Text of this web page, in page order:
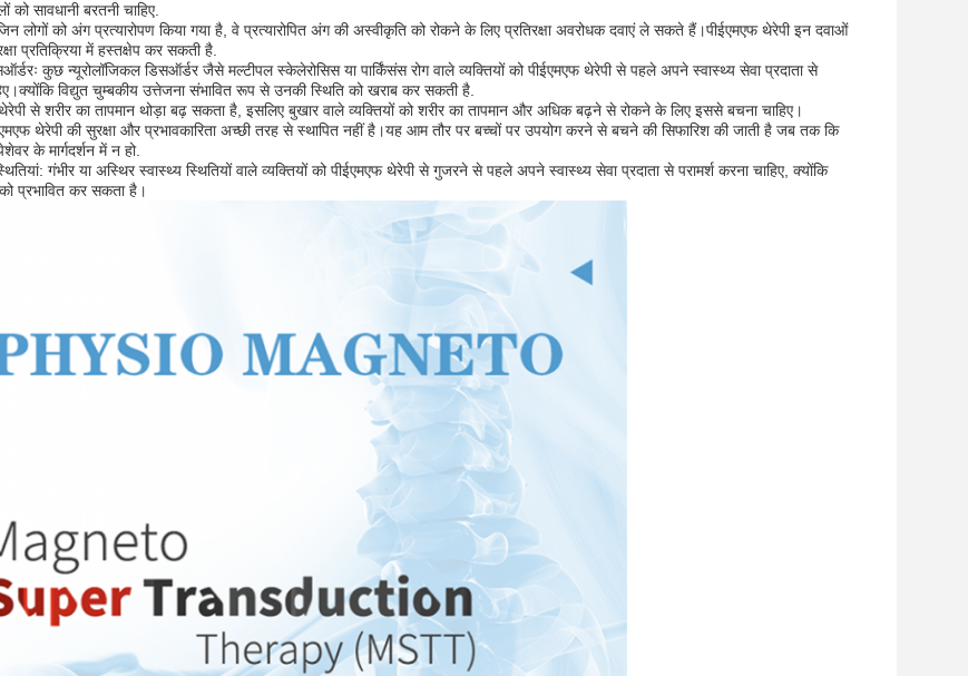
को सावधानी बरतनी चाहिए.
लोगों को अंग प्रत्यारोपण किया गया है, वे प्रत्यारोपित अंग की अस्वीकृति को रोकने के लिए प्रतिरक्षा अवरोधक दवाएं ले सकते हैं।पीईएमएफ थेरेपी इन दवाओं
प्रतिक्रिया में हस्तक्षेप कर सकती है.
कुछ न्यूरोलॉजिकल डिसऑर्डर जैसे मल्टीपल स्केलेरोसिस या पार्किंसंस रोग वाले व्यक्तियों को पीईएमएफ थेरेपी से पहले अपने स्वास्थ्य सेवा प्रदाता से
विद्युत चुम्बकीय उत्तेजना संभावित रूप से उनकी स्थिति को खराब कर सकती है.
से शरीर का तापमान थोड़ा बढ़ सकता है, इसलिए बुखार वाले व्यक्तियों को शरीर का तापमान और अधिक बढ़ने से रोकने के लिए इससे बचना चाहिए।
थेरेपी की सुरक्षा और प्रभावकारिता अच्छी तरह से स्थापित नहीं है।यह आम तौर पर बच्चों पर उपयोग करने से बचने की सिफारिश की जाती है जब तक कि
के मार्गदर्शन में न हो.
गंभीर या अस्थिर स्वास्थ्य स्थितियों वाले व्यक्तियों को पीईएमएफ थेरेपी से गुजरने से पहले अपने स्वास्थ्य सेवा प्रदाता से परामर्श करना चाहिए, क्योंकि
प्रभावित कर सकता है।